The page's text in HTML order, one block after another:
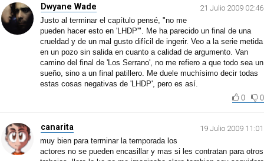
Dwyane Wade
21 Julio 2009 02:46
Justo al terminar el capítulo pensé, "no me
pueden hacer esto en 'LHDP'". Me ha parecido un final de una
crueldad y de un mal gusto difícil de ingerir. Veo a la serie metida
en un pozo sin salida en cuanto a calidad de argumento. Van
camino del final de 'Los Serrano', no me refiero a que todo sea un
sueño, sino a un final patillero. Me duele muchísimo decir todas
estas cosas negativas de 'LHDP', pero es así.
0
0
canarita
19 Julio 2009 11:01
muy bien para terminar la temporada los
actores no se pueden encasillar y mas si les contratan para otros